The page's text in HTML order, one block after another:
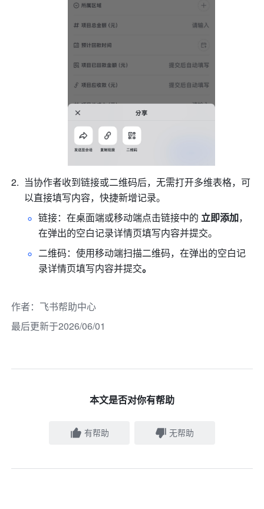
当协作者收到链接或二维码后，无需打开多维表格，可
以直接填写内容，快捷新增记录。
链接：在桌面端或移动端点击链接中的 立即添加，
在弹出的空白记录详情页填写内容并提交。
二维码：使用移动端扫描二维码，在弹出的空白记
录详情页填写内容并提交。
作者： 飞书帮助中心
最后更新于2026/06/01
本文是否对你有帮助
有帮助 无帮助